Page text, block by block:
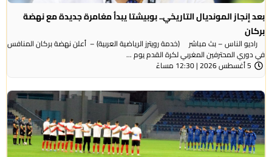
بعد إنجاز المونديال التاريخي.. بوبيشتا يبدأ مغامرة جديدة مع نهضة
بركان
راديو الناس – بث مباشر (خدمة رويترز الرياضية العربية) – ‭‭ ‬‬أعلن نهضة بركان المنافس
في دوري المحترفين المغربي لكرة القدم يوم ...
5 أغسطس 2026 | 12:30 مساءً